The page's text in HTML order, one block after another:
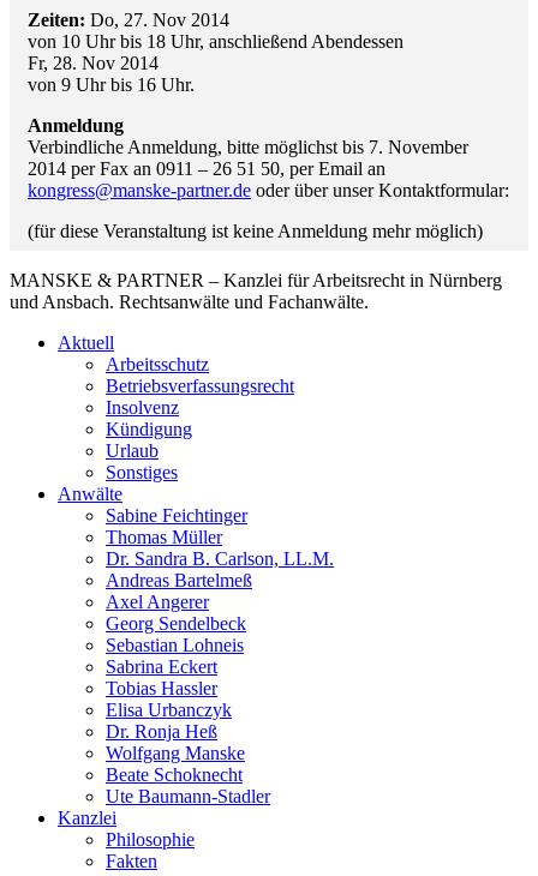
Zeiten: Do, 27. Nov 2014
von 10 Uhr bis 18 Uhr, anschließend Abendessen
Fr, 28. Nov 2014
von 9 Uhr bis 16 Uhr.
Anmeldung
Verbindliche Anmeldung, bitte möglichst bis 7. November
2014 per Fax an 0911 – 26 51 50, per Email an
kongress@manske-partner.de oder über unser Kontaktformular:
(für diese Veranstaltung ist keine Anmeldung mehr möglich)
MANSKE & PARTNER – Kanzlei für Arbeitsrecht in Nürnberg
und Ansbach. Rechtsanwälte und Fachanwälte.
Aktuell
Arbeitsschutz
Betriebsverfassungsrecht
Insolvenz
Kündigung
Urlaub
Sonstiges
Anwälte
Sabine Feichtinger
Thomas Müller
Dr. Sandra B. Carlson, LL.M.
Andreas Bartelmeß
Axel Angerer
Georg Sendelbeck
Sebastian Lohneis
Sabrina Eckert
Tobias Hassler
Elisa Urbanczyk
Dr. Ronja Heß
Wolfgang Manske
Beate Schoknecht
Ute Baumann-Stadler
Kanzlei
Philosophie
Fakten